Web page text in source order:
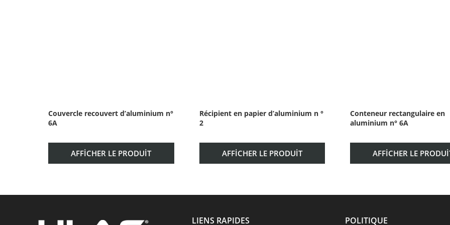
Couvercle recouvert d’aluminium n°
6A
AFFICHER LE PRODUIT
Récipient en papier d’aluminium n °
2
AFFICHER LE PRODUIT
Conteneur rectangulaire en
aluminium n° 6A
AFFICHER LE
LIENS RAPIDES POLITIQUE